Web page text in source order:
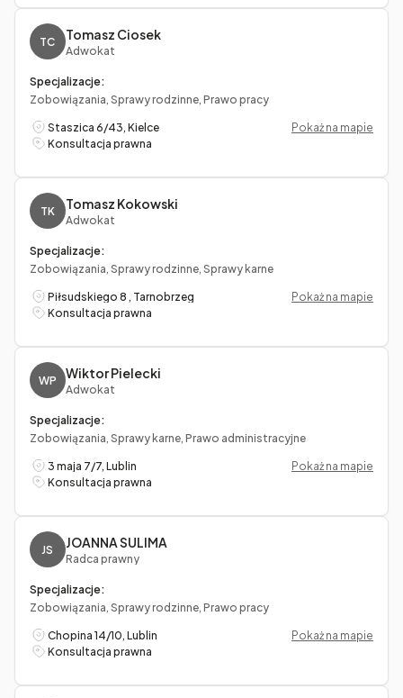
TC Tomasz Ciosek
Adwokat
Specjalizacje:
Zobowiązania, Sprawy rodzinne, Prawo pracy
Staszica 6/43, Kielce
Pokaż na mapie
Konsultacja prawna
TK Tomasz Kokowski
Adwokat
Specjalizacje:
Zobowiązania, Sprawy rodzinne, Sprawy karne
Piłsudskiego 8 , Tarnobrzeg
Pokaż na mapie
Konsultacja prawna
WP Wiktor Pielecki
Adwokat
Specjalizacje:
Zobowiązania, Sprawy karne, Prawo administracyjne
3 maja 7/7, Lublin
Pokaż na mapie
Konsultacja prawna
JS JOANNA SULIMA
Radca prawny
Specjalizacje:
Zobowiązania, Sprawy rodzinne, Prawo pracy
Chopina 14/10, Lublin
Pokaż na mapie
Konsultacja prawna